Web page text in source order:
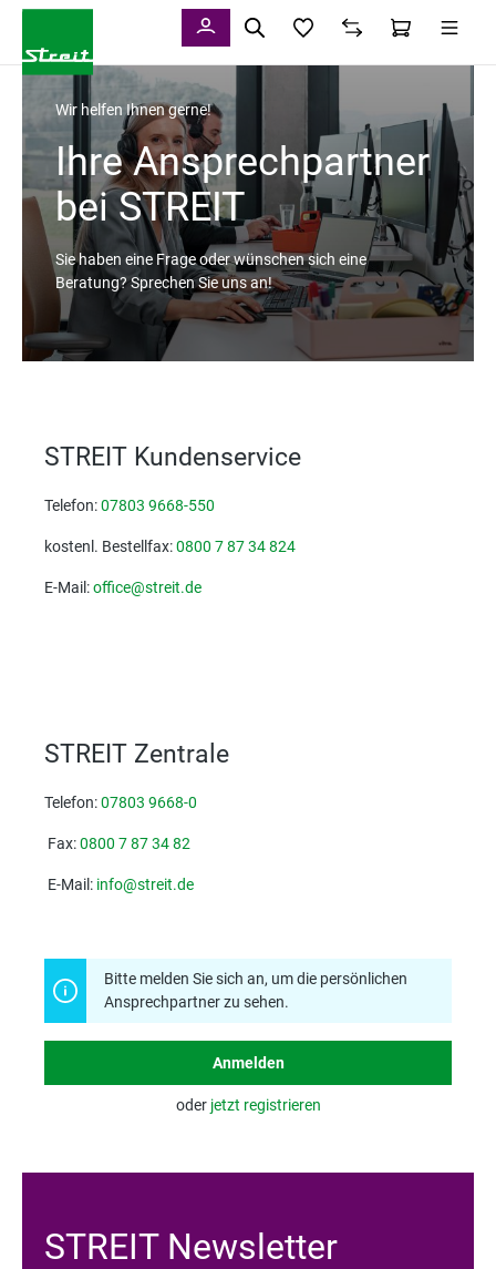
Wir helfen Ihnen gerne!
Ihre Ansprechpartner
bei STREIT
Sie haben eine Frage oder wünschen sich eine
Beratung? Sprechen Sie uns an!
STREIT Kundenservice
Telefon:07803 9668-550
kostenl. Bestellfax:0800 7 87 34 824
E-Mail:office@streit.de
STREIT Zentrale
Telefon:07803 9668-0
Fax:0800 7 87 34 82
E-Mail: info@streit.de
Bitte melden Sie sich an, um die persönlichen
Ansprechpartner zu sehen.
Anmelden
oder jetzt registrieren
STREIT Newsletter